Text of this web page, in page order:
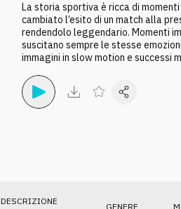
La storia sportiva è ricca di
cambiato l’esito di un match alla
rendendolo leggendario. Momenti
suscitano sempre le stesse
immagini in slow motion e successi
DESCRIZIONE
GENERE